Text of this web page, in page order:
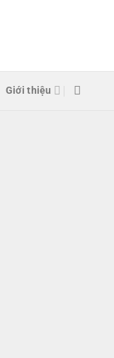
Giới thiệu